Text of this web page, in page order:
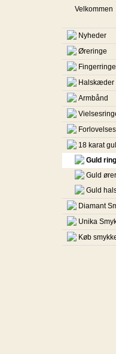
Velkommen
Nyheder
Øreringe
Fingerringe
Halskæder
Armbånd
18 karat
Guld
Guld
Guld
Diamant
Unika
Køb